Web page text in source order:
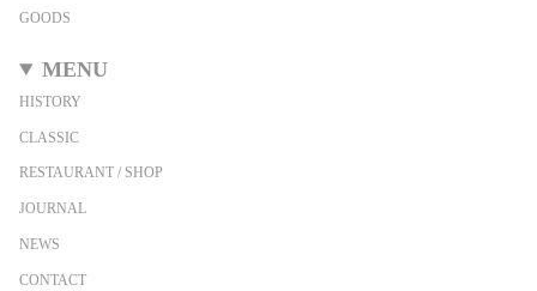
GOODS
MENU
HISTORY
CLASSIC
RESTAURANT / SHOP
JOURNAL
NEWS
CONTACT